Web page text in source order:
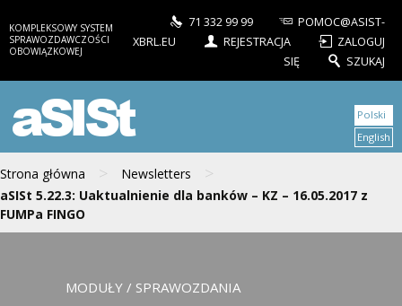
KOMPLEKSOWY SYSTEM
SPRAWOZDAWCZOŚCI
OBOWIĄZKOWEJ
71 332 99 99
POMOC@ASIST-
XBRL.EU
REJESTRACJA
ZALOGUJ
SIĘ
SZUKAJ
aSISt
Strona główna > Newsletters >
aSISt 5.22.3: Uaktualnienie dla banków – KZ – 16.05.2017 z
FUMPa FINGO
Polski
English
MODUŁY / SPRAWOZDANIA